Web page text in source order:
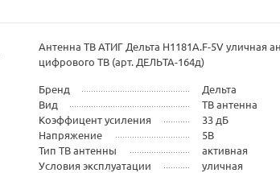
Антенна ТВ АТИГ Дельта Н1181А.F-5V уличная
цифрового ТВ (арт. ДЕЛЬТА-164д)
Бренд
Дельта
Вид
ТВ антенна
Коэффицент усиления
33 дБ
Напряжение
5В
Тип ТВ антенны
активная
Условия эксплуатации
уличная